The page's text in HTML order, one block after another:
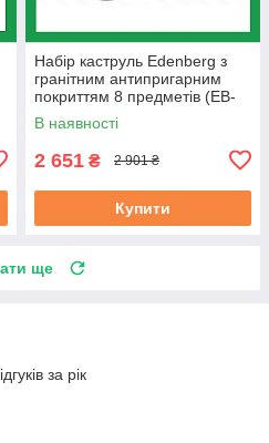
Набір каструль Edenberg з
гранітним антипригарним
покриттям 8 предметів (EB-
8035)
В наявності
2 651 ₴ 2 901 ₴
Купити
ще
за рік